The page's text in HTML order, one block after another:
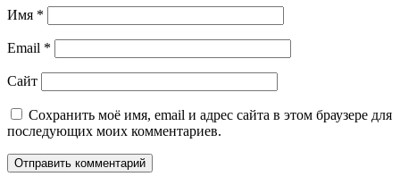
Имя *
Email *
Сайт
Сохранить моё имя, email и адрес сайта в этом браузере для
последующих моих комментариев.